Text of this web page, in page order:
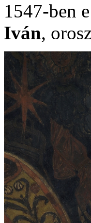
1547-ben
Iván,